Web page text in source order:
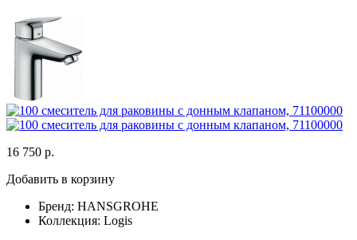
16 750 р.
Добавить в корзину
Бренд: HANSGROHE
Коллекция: Logis